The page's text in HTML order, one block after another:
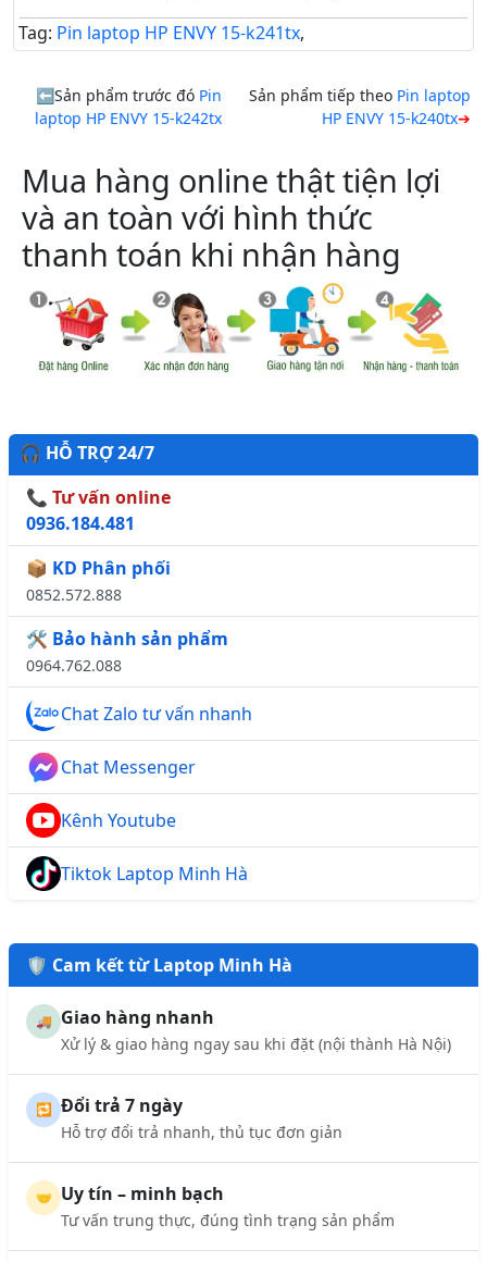
Tag: Pin laptop HP ENVY 15-k241tx,
Sản phẩm trước đó Pin
laptop HP ENVY 15-k242tx
Sản phẩm tiếp theo Pin laptop
HP ENVY 15-k240tx
Mua hàng online thật tiện lợi
và an toàn với hình thức
thanh toán khi nhận hàng
🎧 HỖ TRỢ 24/7
📞 Tư vấn online
0936.184.481
📦 KD Phân phối
0852.572.888
🛠️ Bảo hành sản phẩm
0964.762.088
Chat Zalo tư vấn nhanh
Chat Messenger
Kênh Youtube
Tiktok Laptop Minh Hà
🛡️ Cam kết từ Laptop Minh Hà
🚚 Giao hàng nhanh
Xử lý & giao hàng ngay sau khi đặt (nội thành Hà Nội)
🔁 Đổi trả 7 ngày
Hỗ trợ đổi trả nhanh, thủ tục đơn giản
🤝 Uy tín – minh bạch
Tư vấn trung thực, đúng tình trạng sản phẩm